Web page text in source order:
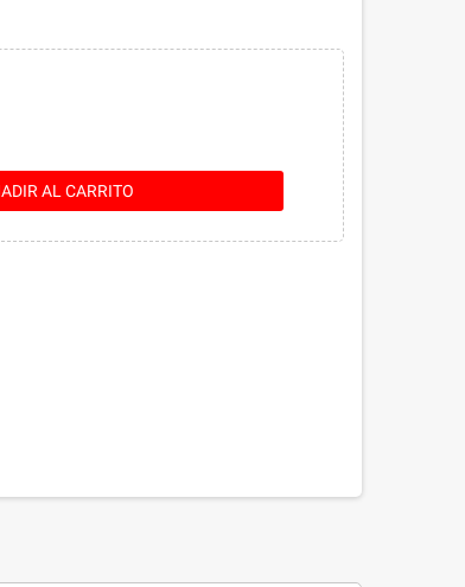
AL CARRITO